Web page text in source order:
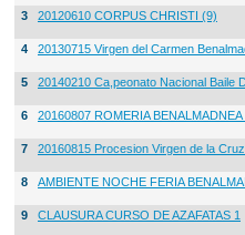
3 20120610 CORPUS CHRISTI (9)
4 20130715 Virgen del Carmen
5 20140210 Ca,peonato Nacional Baile
6 20160807 ROMERIA
7 20160815 Procesion Virgen de la
8 AMBIENTE NOCHE FERIA
9 CLAUSURA CURSO DE AZAFATAS 1